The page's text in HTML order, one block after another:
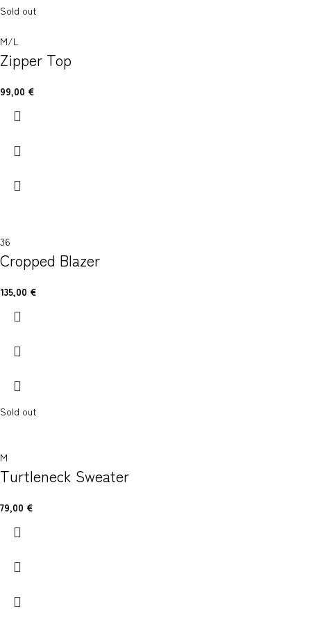
Sold out
M/L
Zipper Top
99,00 €
36
Cropped Blazer
135,00 €
Sold out
M
Turtleneck Sweater
79,00 €